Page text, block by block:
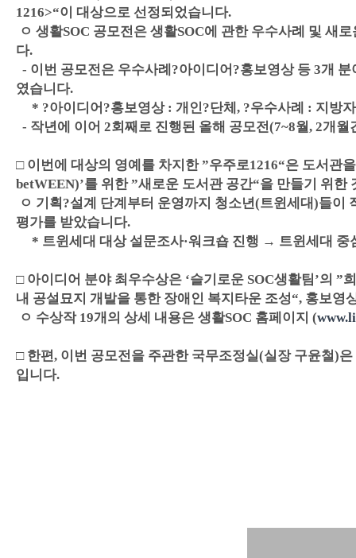
1216>“이 대상으로 선정되었습니다.
ㅇ 생활SOC 공모전은 생활SOC에 관한 우수사례 및 새
다.
- 이번 공모전은 우수사례?아이디어?홍보영상 등 3개
였습니다.
* ?아이디어?홍보영상 : 개인?단체, ?우수사례 : 지방
- 작년에 이어 2회째로 진행된 올해 공모전(7~8월, 2개
□ 이번에 대상의 영예를 차지한 ”우주로1216“은 도서관
betWEEN)’를 위한 ”새로운 도서관 공간“을 만들기 위한
ㅇ 기획?설계 단계부터 운영까지 청소년(트윈세대)들
평가를 받았습니다.
* 트윈세대 대상 설문조사·워크숍 진행 → 트윈세대 중
□ 아이디어 분야 최우수상은 ‘슬기로운 SOC생활팀’의
내 공설묘지 개발을 통한 장애인 복지타운 조성“, 홍보영
ㅇ 수상작 19개의 상세 내용은 생활SOC 홈페이지 (
□ 한편, 이번 공모전을 주관한 국무조정실(실장 구윤철)
입니다.